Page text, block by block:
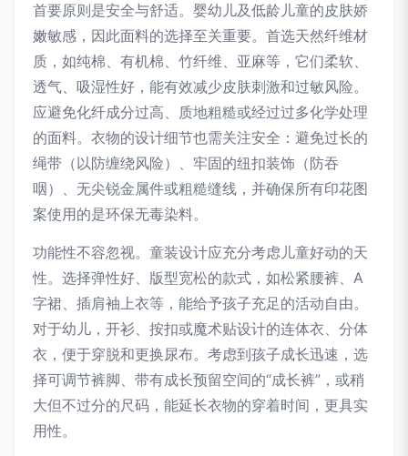
首要原则是安全与舒适。婴幼儿及低龄儿童的皮肤娇
嫩敏感，因此面料的选择至关重要。首选天然纤维材
质，如纯棉、有机棉、竹纤维、亚麻等，它们柔软、
透气、吸湿性好，能有效减少皮肤刺激和过敏风险。
应避免化纤成分过高、质地粗糙或经过过多化学处理
的面料。衣物的设计细节也需关注安全：避免过长的
绳带（以防缠绕风险）、牢固的纽扣装饰（防吞
咽）、无尖锐金属件或粗糙缝线，并确保所有印花图
案使用的是环保无毒染料。
功能性不容忽视。童装设计应充分考虑儿童好动的天
性。选择弹性好、版型宽松的款式，如松紧腰裤、A
字裙、插肩袖上衣等，能给予孩子充足的活动自由。
对于幼儿，开衫、按扣或魔术贴设计的连体衣、分体
衣，便于穿脱和更换尿布。考虑到孩子成长迅速，选
择可调节裤脚、带有成长预留空间的“成长裤”，或稍
大但不过分的尺码，能延长衣物的穿着时间，更具实
用性。